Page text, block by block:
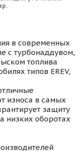
в современных
с турбонаддувом,
топлива
типов EREV,
износа в самых
защиту
низких оборотах